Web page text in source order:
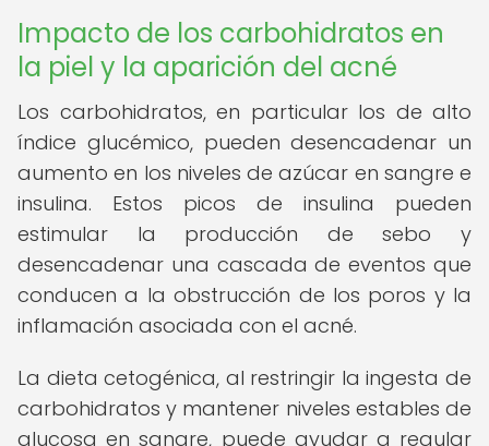
Impacto de los carbohidratos en
la piel y la aparición del acné
Los carbohidratos, en particular los de alto
índice glucémico, pueden desencadenar un
aumento en los niveles de azúcar en sangre e
insulina. Estos picos de insulina pueden
estimular la producción de sebo y
desencadenar una cascada de eventos que
conducen a la obstrucción de los poros y la
inflamación asociada con el acné.
La dieta cetogénica, al restringir la ingesta de
carbohidratos y mantener niveles estables de
glucosa en sangre, puede ayudar a regular